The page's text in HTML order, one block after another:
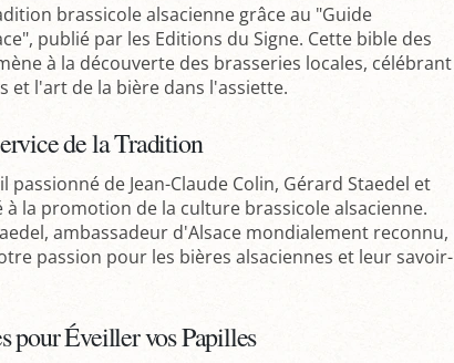
brassicole alsacienne grâce au "Guide
publié par les Editions du Signe. Cette bible des
à la découverte des brasseries locales, célébrant
et l'art de la bière dans l'assiette.
de la Tradition
de Jean-Claude Colin, Gérard Staedel et
la promotion de la culture brassicole alsacienne.
ambassadeur d'Alsace mondialement reconnu,
passion pour les bières alsaciennes et leur savoir-
pour Éveiller vos Papilles